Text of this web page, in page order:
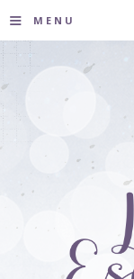
≡ MENU